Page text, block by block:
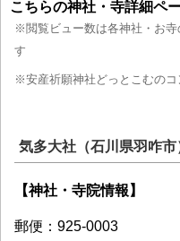
こちらの神社・寺詳細ペ
※閲覧ビュー数は各神社・お寺
す
※安産祈願神社どっとこむの
気多大社（石川県羽咋市
【神社・寺院情報】
郵便：925-0003